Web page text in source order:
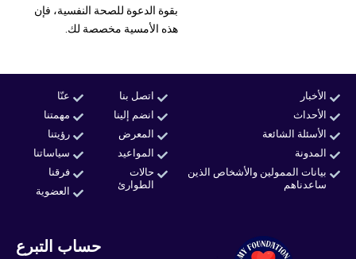
بقوة الدعوة للصحة النفسية، فإن
هذه الأمسية مخصصة لك.
حساب التبرع
عنّا
مهمتنا
رؤيتنا
سياساتنا
فرقنا
العضوية
اتصل بنا
انضم إلينا
المعرض
المواعيد
حالات
الطوارئ
الأخبار
الأحداث
الأسئلة الشائعة
المدونة
بيانات الممولين والأشخاص الذين
ساعدناهم